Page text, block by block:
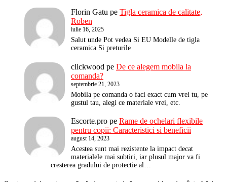
Florin Gatu pe Tigla ceramica de calitate,
Roben
iulie 16, 2025
Salut unde Pot vedea Si EU Modelle de tigla
ceramica Si preturile
clickwood pe De ce alegem mobila la
comanda?
septembrie 21, 2023
Mobila pe comanda o faci exact cum vrei tu, pe
gustul tau, alegi ce materiale vrei, etc.
Escorte.pro pe Rame de ochelari flexibile
pentru copii: Caracteristici si beneficii
august 14, 2023
Acestea sunt mai rezistente la impact decat
materialele mai subtiri, iar plusul major va fi
cresterea gradului de protectie al…